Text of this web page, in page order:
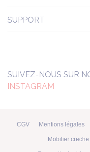
SUIVEZ-NOUS SUR
INSTAGRAM
SUPPORT
CGV Mentions légales
Mobilier creche